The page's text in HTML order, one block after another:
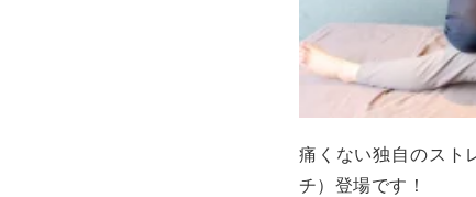
痛くない独自のスト
チ）登場です！